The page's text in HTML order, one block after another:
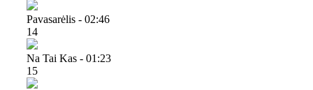
Pavasarėlis - 02:46
14
Na Tai Kas - 01:23
15